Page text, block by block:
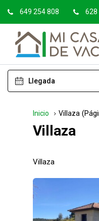
649 254 808 628
Inicio Villaza
Villaza
Villaza